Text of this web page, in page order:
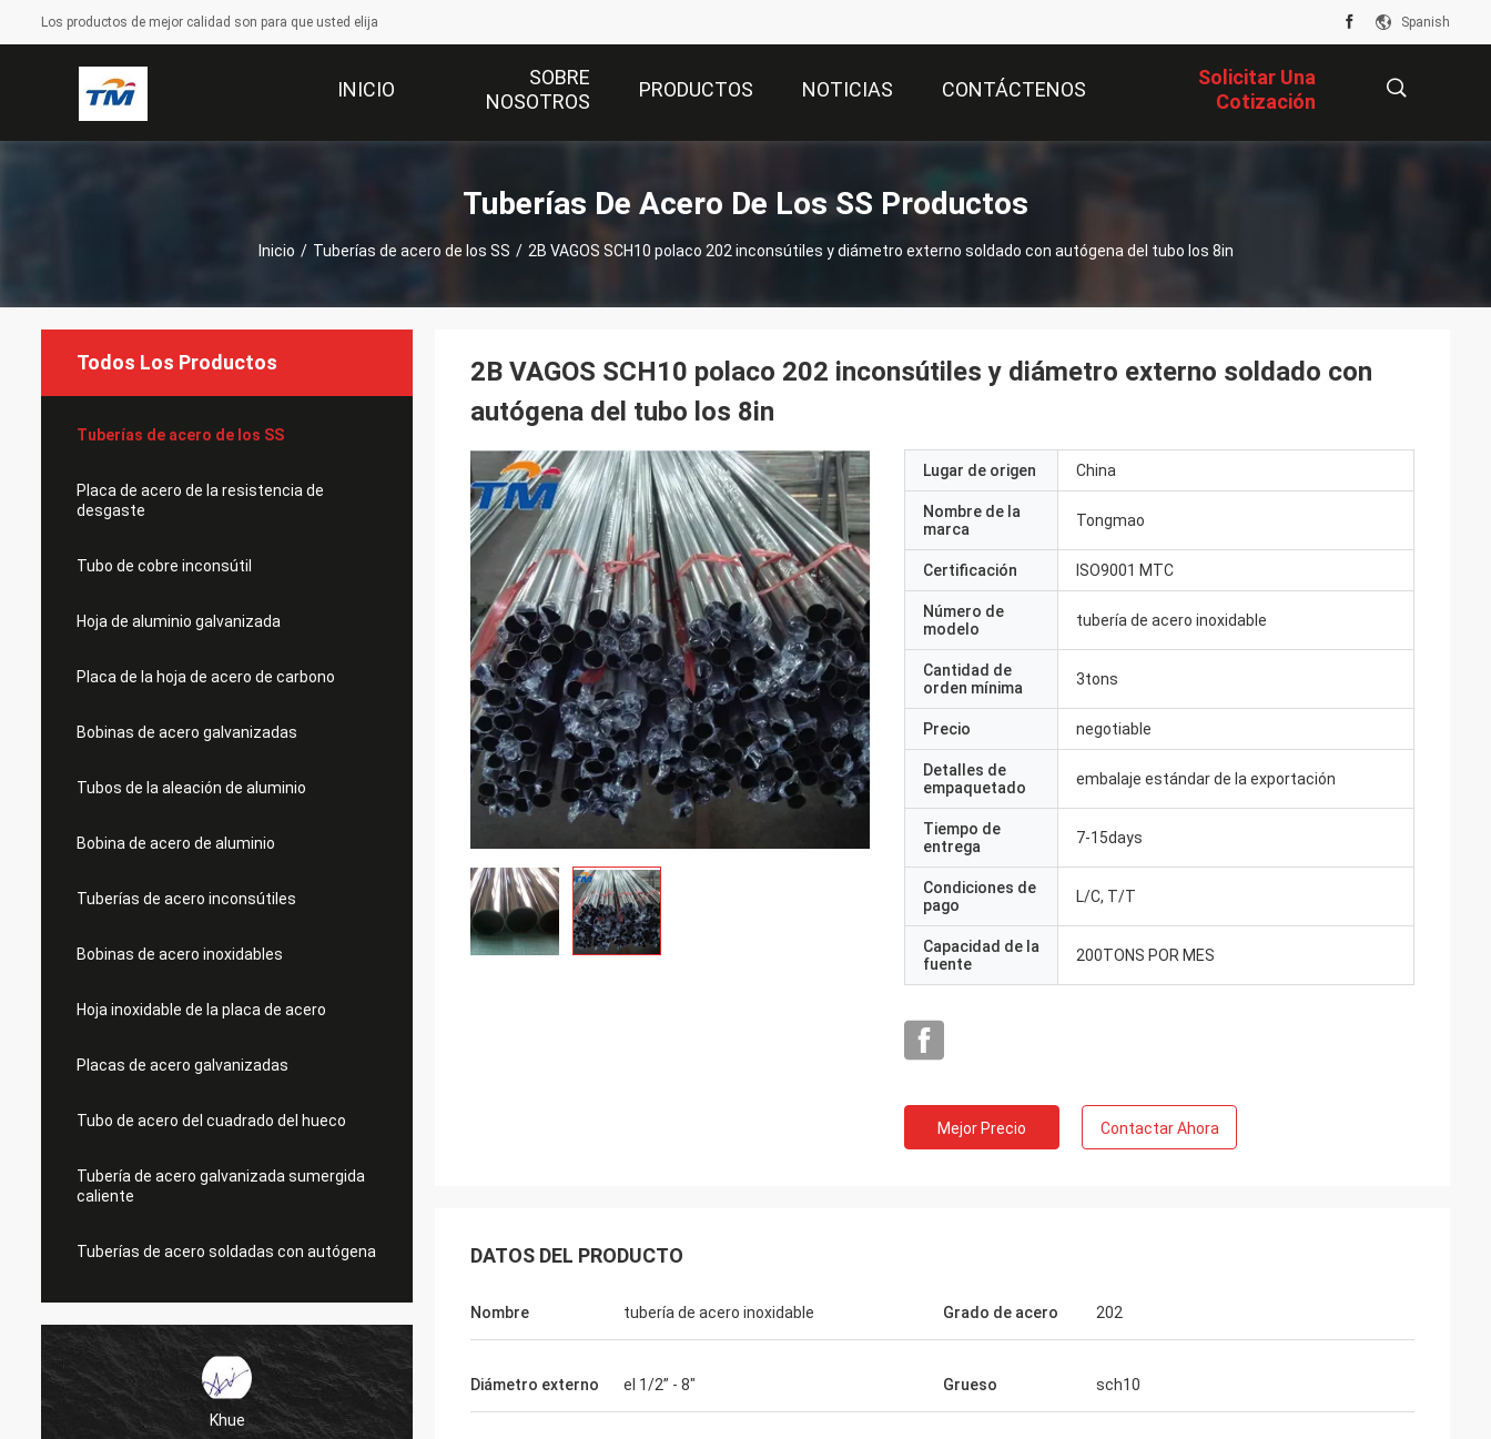
Los productos de mejor calidad son para que usted elija Spanish
INICIO
SOBRE
NOSOTROS
PRODUCTOS NOTICIAS CONTÁCTENOS
Solicitar Una
Cotización
Tuberías De Acero De Los SS Productos
Inicio / Tuberías de acero de los SS / 2B VAGOS SCH10 polaco 202 inconsútiles y diámetro externo soldado con autógena del tubo los 8in
Todos Los Productos
Tuberías de acero de los SS
Placa de acero de la resistencia de
desgaste
Tubo de cobre inconsútil
Hoja de aluminio galvanizada
Placa de la hoja de acero de carbono
Bobinas de acero galvanizadas
Tubos de la aleación de aluminio
Bobina de acero de aluminio
Tuberías de acero inconsútiles
Bobinas de acero inoxidables
Hoja inoxidable de la placa de acero
Placas de acero galvanizadas
Tubo de acero del cuadrado del hueco
Tubería de acero galvanizada sumergida
caliente
Tuberías de acero soldadas con autógena
Khue
2B VAGOS SCH10 polaco 202 inconsútiles y diámetro externo soldado con
autógena del tubo los 8in
Lugar de origen China
Nombre de la
marca
Tongmao
Certificación ISO9001 MTC
Número de
modelo
tubería de acero inoxidable
Cantidad de
orden mínima
3tons
Precio negotiable
Detalles de
empaquetado
embalaje estándar de la exportación
Tiempo de
entrega
7-15days
Condiciones de
pago
L/C, T/T
Capacidad de la
fuente
200TONS POR MES
Mejor Precio Contactar Ahora
DATOS DEL PRODUCTO
Nombre tubería de acero inoxidable Grado de acero 202
Diámetro externo el 1/2” - 8" Grueso sch10